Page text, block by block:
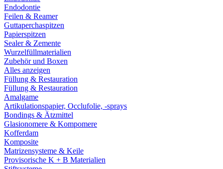
Endodontie
Feilen & Reamer
Guttaperchaspitzen
Papierspitzen
Sealer & Zemente
Wurzelfüllmaterialien
Zubehör und Boxen
Alles anzeigen
Füllung & Restauration
Füllung & Restauration
Amalgame
Artikulationspapier, Occlufolie, -sprays
Bondings & Ätzmittel
Glasionomere & Kompomere
Kofferdam
Komposite
Matrizensysteme & Keile
Provisorische K + B Materialien